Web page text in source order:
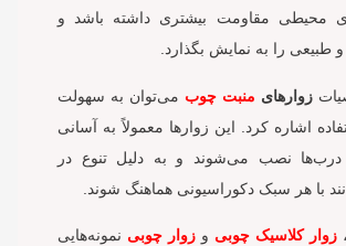
محیطی مقاومت بیشتری داشته باشد و
را به نمایش بگذارد.
زوارهای منبت چوب می‌توان به سهولت
اشاره کرد. این زوارها معمولاً به آسانی
درب‌ها نصب می‌شوند و به دلیل تنوع در
با هر سبک دکوراسیونی هماهنگ شوند.
زوار کلاسیک چوبی و زوار چوبی نمونه‌هایی